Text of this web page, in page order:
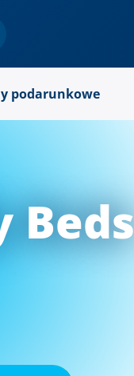
podarunkowe
Beds